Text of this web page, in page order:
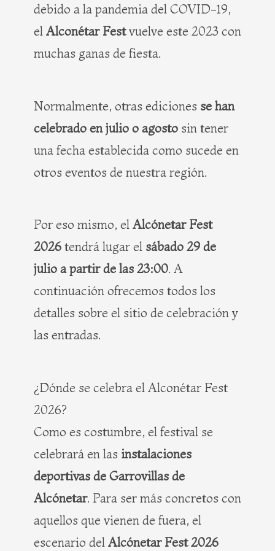
debido a la pandemia del COVID-19,
el Alconétar Festvuelve este 2023 con
muchas ganas de fiesta.
Normalmente, otras ediciones se han
celebrado en julio o agosto sin tener
una fecha establecida como sucede en
otros eventos de nuestra región.
Por eso mismo, el Alcónetar Fest
2026 tendrá lugar el sábado 29 de
julio a partir de las 23:00. A
continuación ofrecemos todos los
detalles sobre el sitio de celebración y
las entradas.
¿Dónde se celebra el Alconétar Fest
2026?
Como es costumbre, el festival se
celebrará en las instalaciones
deportivas de Garrovillas de
Alcónetar. Para ser más concretos con
aquellos que vienen de fuera, el
escenario del Alcónetar Fest 2026